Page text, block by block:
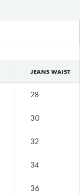
JEANS WAIST
28
30
32
34
36